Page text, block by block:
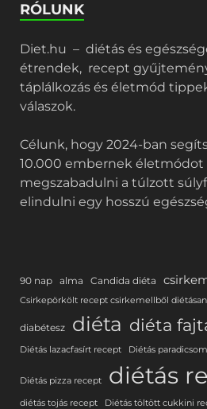
RÓLUNK
Diet.hu – diétás és
étrendek, recept
táplálkozás és életmód
válaszok.
Célunk, hogy 2024-ban
10.000 embernek életmódot
megszabadulni a túlzott
elindulni egy hosszú
90 nap alma Candida diéta
Csirkepörkölt recept csirkemellből diétásan
diabétesz diéta diéta
Diétás lazacfasírt recept Diétás
Diétás pizza recept diétás
diétás tojás recept Diétás töltött cukkini